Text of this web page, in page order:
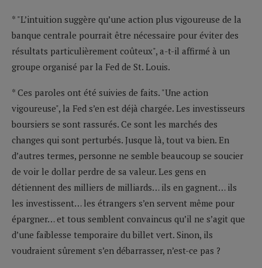
* "L’intuition suggère qu’une action plus vigoureuse de la
banque centrale pourrait être nécessaire pour éviter des
résultats particulièrement coûteux", a-t-il affirmé à un
groupe organisé par la Fed de St. Louis.
* Ces paroles ont été suivies de faits. "Une action
vigoureuse", la Fed s’en est déjà chargée. Les investisseurs
boursiers se sont rassurés. Ce sont les marchés des
changes qui sont perturbés. Jusque là, tout va bien. En
d’autres termes, personne ne semble beaucoup se soucier
de voir le dollar perdre de sa valeur. Les gens en
détiennent des milliers de milliards… ils en gagnent… ils
les investissent… les étrangers s’en servent même pour
épargner… et tous semblent convaincus qu’il ne s’agit que
d’une faiblesse temporaire du billet vert. Sinon, ils
voudraient sûrement s’en débarrasser, n’est-ce pas ?